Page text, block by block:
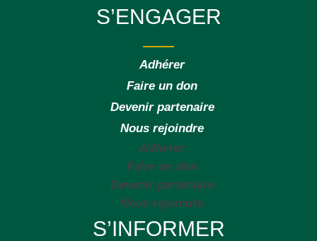
S’ENGAGER
Adhérer
Faire un don
Devenir partenaire
Nous rejoindre
Adhérer
Faire un don
Devenir partenaire
Nous rejoindre
S’INFORMER